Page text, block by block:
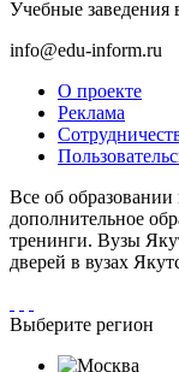
Учебные заведения
info@edu-inform.ru
О проекте
Реклама
Все об
дополнительное
тренинги. Вузы
дверей в вузах
Выберите регион